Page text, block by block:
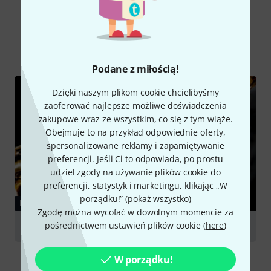
Podane z miłością!
Dzięki naszym plikom cookie chcielibyśmy
zaoferować najlepsze możliwe doświadczenia
zakupowe wraz ze wszystkim, co się z tym wiąże.
Obejmuje to na przykład odpowiednie oferty,
spersonalizowane reklamy i zapamiętywanie
preferencji. Jeśli Ci to odpowiada, po prostu
udziel zgody na używanie plików cookie do
preferencji, statystyk i marketingu, klikając „W
porządku!” (pokaż wszystko)
Zgodę można wycofać w dowolnym momencie za
pośrednictwem ustawień plików cookie (here)
W porządku!
Czy wiesz że?
PORADNIKI
Saxophones